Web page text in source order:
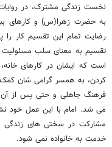
نخست زندگی مشترک، در
به حضرت زهرا(س) و کارهای
رضایت تمام این تقسیم کار
تقسیم به معنای سلب مسئولیت
است که ایشان در کارهای
کردن، به همسر گرامی شان کمک
فرهنگ جاهلی و حتی پس از
می شد. امام با این عمل خود
مشارکت در سختی های زندگی
خدمت به خانواده نمی شود.